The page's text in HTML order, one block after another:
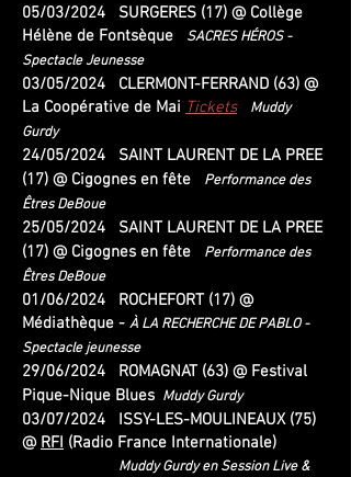
05/03/2024 SURGERES (17) @ Collège
Hélène de Fontsèque
SACRES HÉROS -
Spectacle Jeunesse
03/05/2024 CLERMONT-FERRAND (63) @
La Coopérative de Mai Tickets
Muddy
Gurdy
24/05/2024 SAINT LAURENT DE LA PREE
(17) @ Cigognes en fête
Performance des
Êtres DeBoue
25/05/2024 SAINT LAURENT DE LA PREE
(17) @ Cigognes en fête
Performance des
Êtres DeBoue
01/06/2024 ROCHEFORT (17) @
Médiathèque - À LA RECHERCHE DE PABLO -
Spectacle jeunesse
29/06/2024 ROMAGNAT (63) @ Festival
Pique-Nique Blues Muddy Gurdy
03/07/2024 ISSY-LES-MOULINEAUX (75)
@ RFI (Radio France Internationale)
Muddy Gurdy en Session Live &